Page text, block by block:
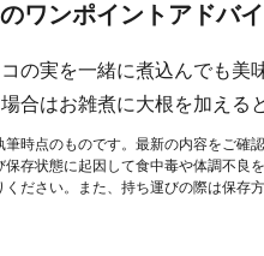
ワンポイントアドバ
の実を一緒に煮込んでも美
合はお雑煮に大根を加える
時点のものです。最新の内容をご確認
存状態に起因して食中毒や体調不良
ください。また、持ち運びの際は保存